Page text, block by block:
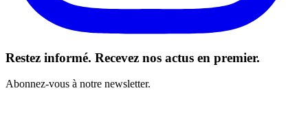
Restez informé. Recevez nos actus en premier.
Abonnez-vous à notre newsletter.